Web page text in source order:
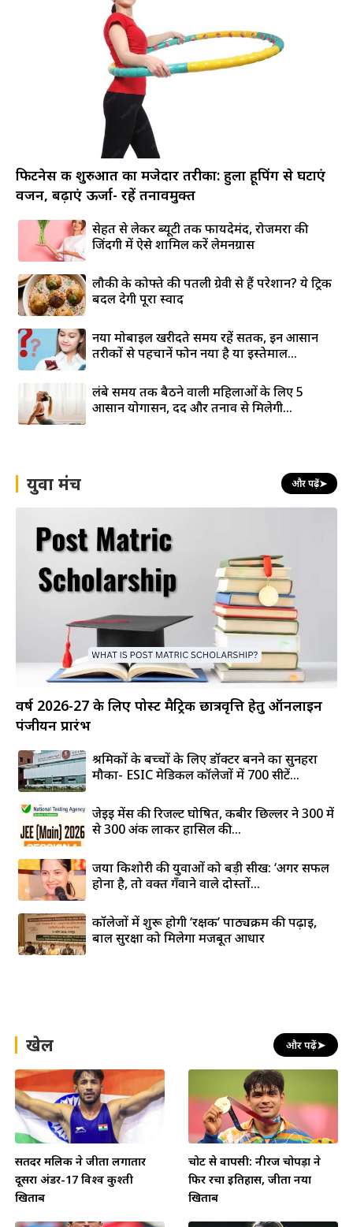
फिटनेस की शुरुआत का मजेदार तरीका: हुला हूपिंग से घटाएं
वजन, बढ़ाएं ऊर्जा- रहें तनावमुक्त
सेहत से लेकर ब्यूटी तक फायदेमंद, रोजमर्रा की
जिंदगी में ऐसे शामिल करें लेमनग्रास
लौकी के कोफ्ते की पतली ग्रेवी से हैं परेशान? ये ट्रिक
बदल देगी पूरा स्वाद
नया मोबाइल खरीदते समय रहें सतर्क, इन आसान
तरीकों से पहचानें फोन नया है या इस्तेमाल...
लंबे समय तक बैठने वाली महिलाओं के लिए 5
आसान योगासन, दर्द और तनाव से मिलेगी...
युवा मंच और पढ़ें➤
वर्ष 2026-27 के लिए पोस्ट मैट्रिक छात्रवृत्ति हेतु ऑनलाइन
पंजीयन प्रारंभ
श्रमिकों के बच्चों के लिए डॉक्टर बनने का सुनहरा
मौका- ESIC मेडिकल कॉलेजों में 700 सीटें...
जेईई मेंस की रिजल्ट घोषित, कबीर छिल्लर ने 300 में
से 300 अंक लाकर हासिल की...
जया किशोरी की युवाओं को बड़ी सीख: ‘अगर सफल
होना है, तो वक्त गँवाने वाले दोस्तों...
कॉलेजों में शुरू होगी ‘रक्षक’ पाठ्यक्रम की पढ़ाई,
बाल सुरक्षा को मिलेगा मजबूत आधार
खेल और पढ़ें➤
सतिंदर मलिक ने जीता लगातार
दूसरा अंडर-17 विश्व कुश्ती
खिताब
चोट से वापसी: नीरज चोपड़ा ने
फिर रचा इतिहास, जीता नया
खिताब